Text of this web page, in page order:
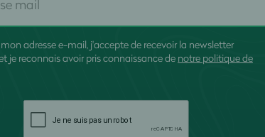
mon adresse e-mail, j'accepte de recevoir la newsletter
je reconnais avoir pris connaissance de notre politique de